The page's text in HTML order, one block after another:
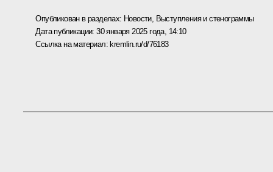
Опубликован в разделах: Новости, Выступления и стенограммы
Дата публикации:30 января 2025 года, 14:10
Ссылка на материал: kremlin.ru/d/76183